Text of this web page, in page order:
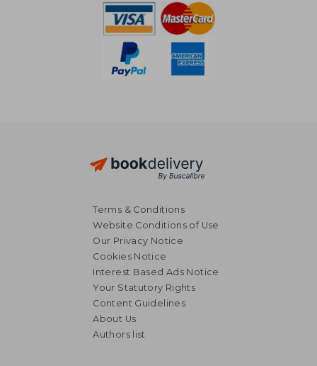
NT$ 732
Terms & Conditions
Website Conditions of Use
Our Privacy Notice
Cookies Notice
Interest Based Ads Notice
Your Statutory Rights
Content Guidelines
About Us
Authors list